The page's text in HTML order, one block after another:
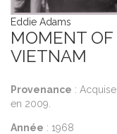
Eddie Adams
MOMENT
VIETNAM
Provenance :
en 2009.
Année : 1968